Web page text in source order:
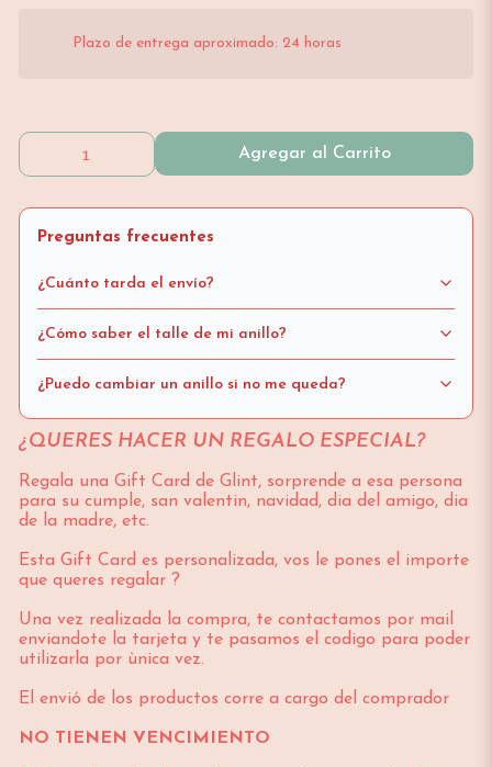
Plazo de entrega aproximado: 24 horas
Agregar al Carrito
Preguntas frecuentes
¿Cuánto tarda el envío?
¿Cómo saber el talle de mi anillo?
¿Puedo cambiar un anillo si no me queda?
¿QUERES HACER UN REGALO ESPECIAL?
Regala una Gift Card de Glint, sorprende a esa persona
para su cumple, san valentin, navidad, dia del amigo, dia
de la madre, etc.
Esta Gift Card es personalizada, vos le pones el importe
que queres regalar ?
Una vez realizada la compra, te contactamos por mail
enviandote la tarjeta y te pasamos el codigo para poder
utilizarla por ùnica vez.
El envió de los productos corre a cargo del comprador
NO TIENEN VENCIMIENTO